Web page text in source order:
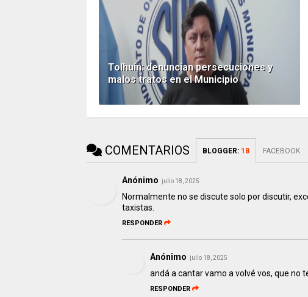
Tolhuin: denuncian persecuciones y
malos tratos en el Municipio
COMENTARIOS BLOGGER: 18 FACEBOOK
Anónimo julio 18, 2025
Normalmente no se discute solo por discutir,
taxistas.
RESPONDER
Anónimo julio 18, 2025
andá a cantar vamo a volvé vos, que no
RESPONDER